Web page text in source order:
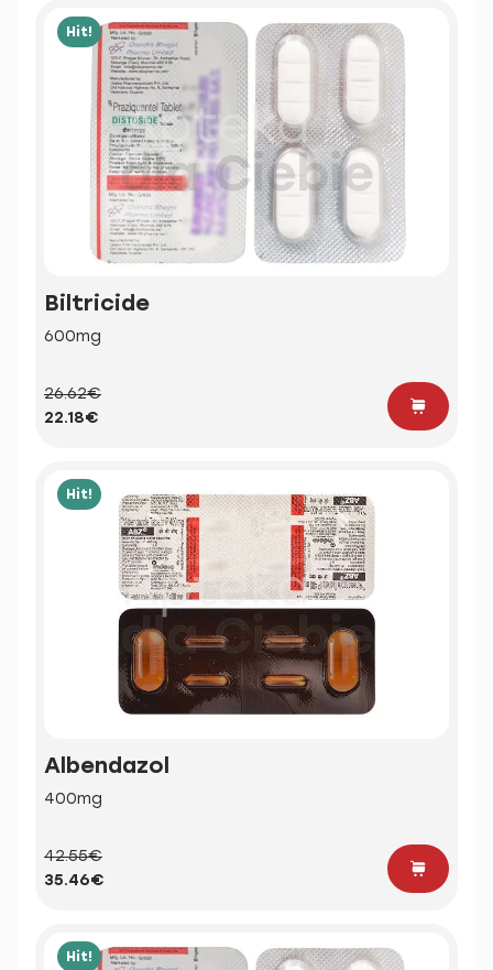
Hit!
Biltricide
600mg
26.62€
22.18€
Hit!
Albendazol
400mg
42.55€
35.46€
Hit!